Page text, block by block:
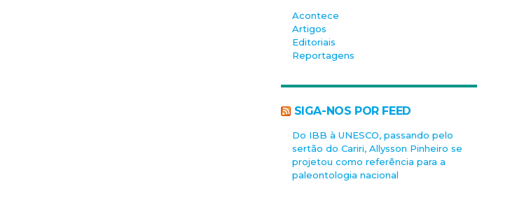
Acontece
Artigos
Editoriais
Reportagens
SIGA-NOS POR FEED
Do IBB à UNESCO, passando pelo
sertão do Cariri, Allysson Pinheiro se
projetou como referência para a
paleontologia nacional